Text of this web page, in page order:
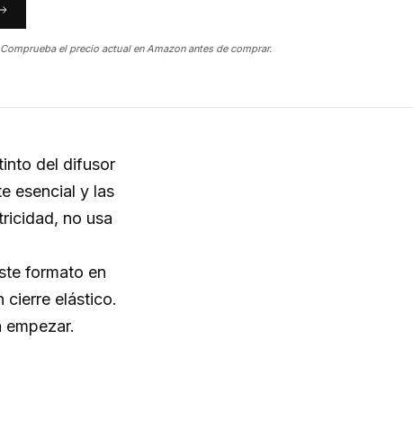
el precio actual en Amazon antes de comprar.
del difusor
esencial y las
no usa
formato en
cierre elástico.